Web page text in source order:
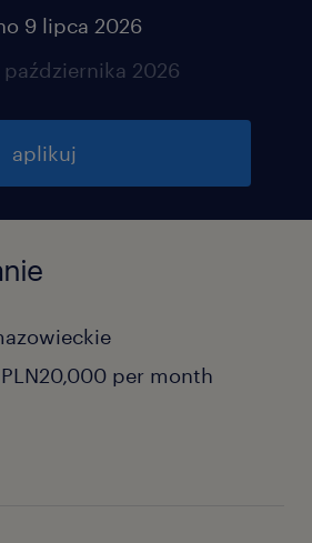
9 lipca 2026
października 2026
aplikuj
per month